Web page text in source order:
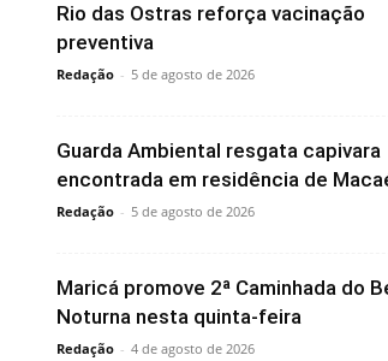
Rio das Ostras reforça vacinação
preventiva
Redação - 5 de agosto de 2026
Guarda Ambiental resgata capivara
encontrada em residência de
Redação - 5 de agosto de 2026
Maricá promove 2ª Caminhada do
Noturna nesta quinta-feira
Redação - 4 de agosto de 2026